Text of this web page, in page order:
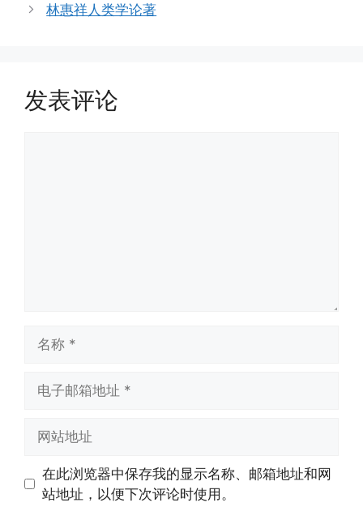
林惠祥人类学论著
发表评论
址
址
在此浏览器中保存我的显示名称、邮箱地址和网
站地址，以便下次评论时使用。